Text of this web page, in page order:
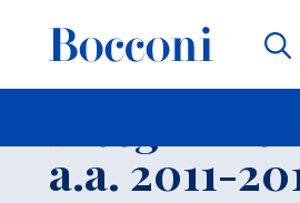
-
a.a. 2011-